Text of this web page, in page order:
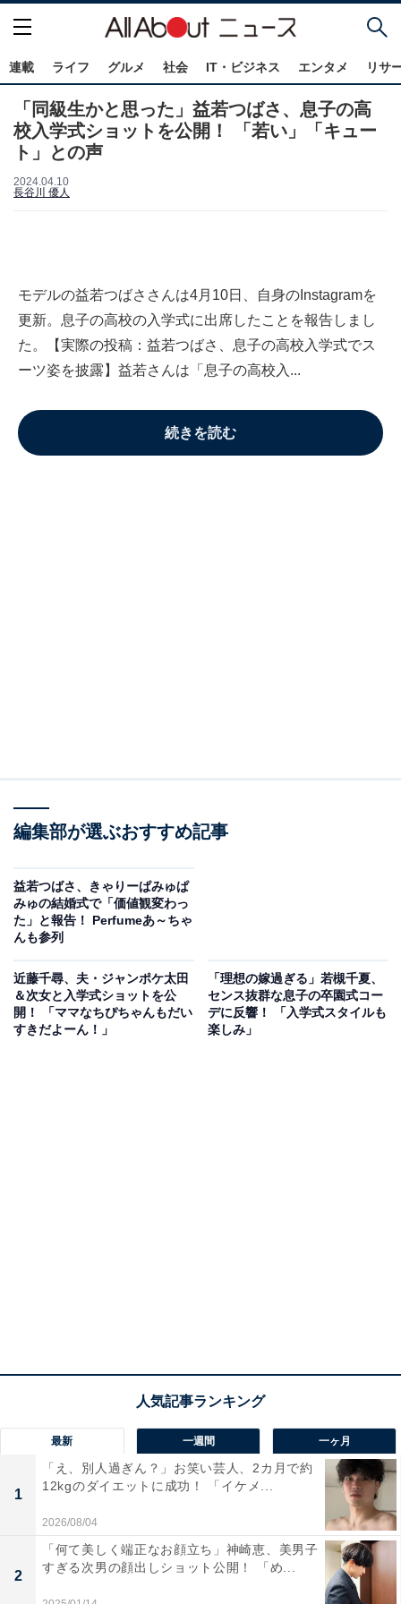
連載 ライフ グルメ 社会 IT・ビジネス エンタメ リサ
「同級生かと思った」益若つばさ、息子の高
校入学式ショットを公開！ 「若い」「キュー
ト」との声
2024.04.10
長谷川 優人
モデルの益若つばささんは4月10日、自身のInstagramを
更新。息子の高校の入学式に出席したことを報告しまし
た。【実際の投稿：益若つばさ、息子の高校入学式でス
ーツ姿を披露】益若さんは「息子の高校入...
続きを読む
編集部が選ぶおすすめ記事
益若つばさ、きゃりーぱみゅぱ
みゅの結婚式で「価値観変わっ
た」と報告！ Perfumeあ～ちゃ
んも参列
近藤千尋、夫・ジャンポケ太田
＆次女と入学式ショットを公
開！ 「ママなちぴちゃんもだい
すきだよーん！」
「理想の嫁過ぎる」若槻千夏、
センス抜群な息子の卒園式コー
デに反響！ 「入学式スタイルも
楽しみ」
最新 一週間 一ヶ月
1
「え、別人過ぎん？」お笑い芸人、2カ月で約
12kgのダイエットに成功！ 「イケメ...
2026/08/04
2
「何て美しく端正なお顔立ち」神崎恵、美男子
すぎる次男の顔出しショット公開！ 「め...